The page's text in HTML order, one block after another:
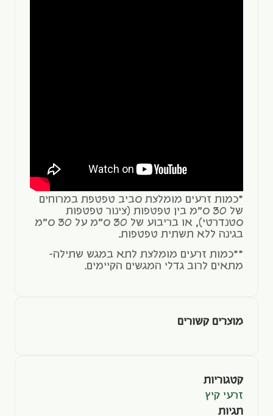
*כמות זרעים מומלצת סביב טפטפת במרוחים
של 30 ס"מ בין טפטפות (צינור טפטפות
סטנדרטי), או בריבוע של 30 ס"מ על 30 ס"מ
בגינה ללא תשתית טפטפות.
**כמות זרעים מומלצת לתא במגש שתילה-
מתאים לרוב גדלי המגשים הקיימים.
מוצרים קשורים
קטגוריות
זרעי קיץ
תגיות